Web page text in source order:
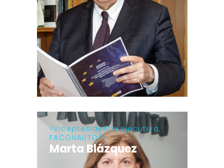
Vicepresidenta ejecutiva,
FACONAUTO
Marta Blázquez